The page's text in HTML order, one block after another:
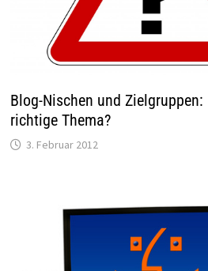
Blog-Nischen und
richtige Thema?
3. Februar 2012